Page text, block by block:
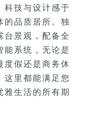
科技与设计感于
的品质居所。独
台景观，配备全
能系统，无论是
度假还是商务休
这里都能满足您
雅生活的所有期